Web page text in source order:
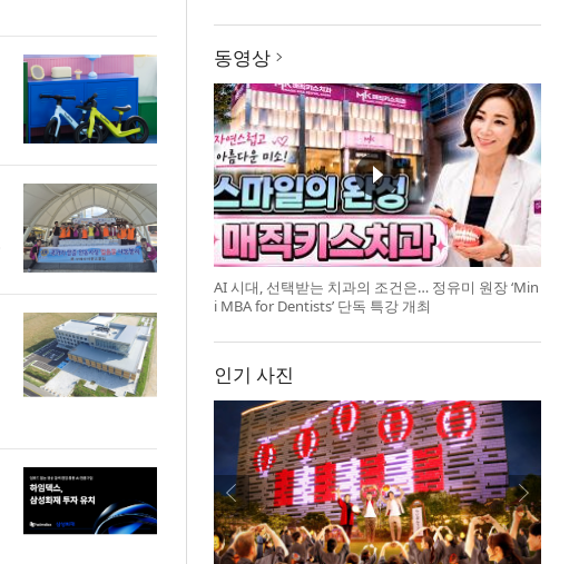
동영상
AI 시대, 선택받는 치과의 조건은… 정유미 원장 ‘Min
i MBA for Dentists’ 단독 특강 개최
인기 사진